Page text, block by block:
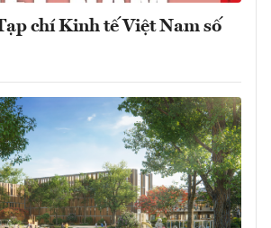
chí Kinh tế Việt Nam số